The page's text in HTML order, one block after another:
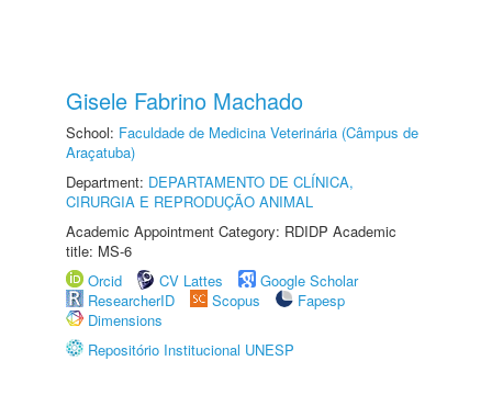
Gisele Fabrino Machado
School: Faculdade de Medicina Veterinária (Câmpus de
Araçatuba)
Department: DEPARTAMENTO DE CLÍNICA,
CIRURGIA E REPRODUÇÃO ANIMAL
Academic Appointment Category: RDIDP Academic
title: MS-6
Orcid
CV Lattes
Google Scholar
ResearcherID
Scopus
Fapesp
Dimensions
Repositório Institucional UNESP